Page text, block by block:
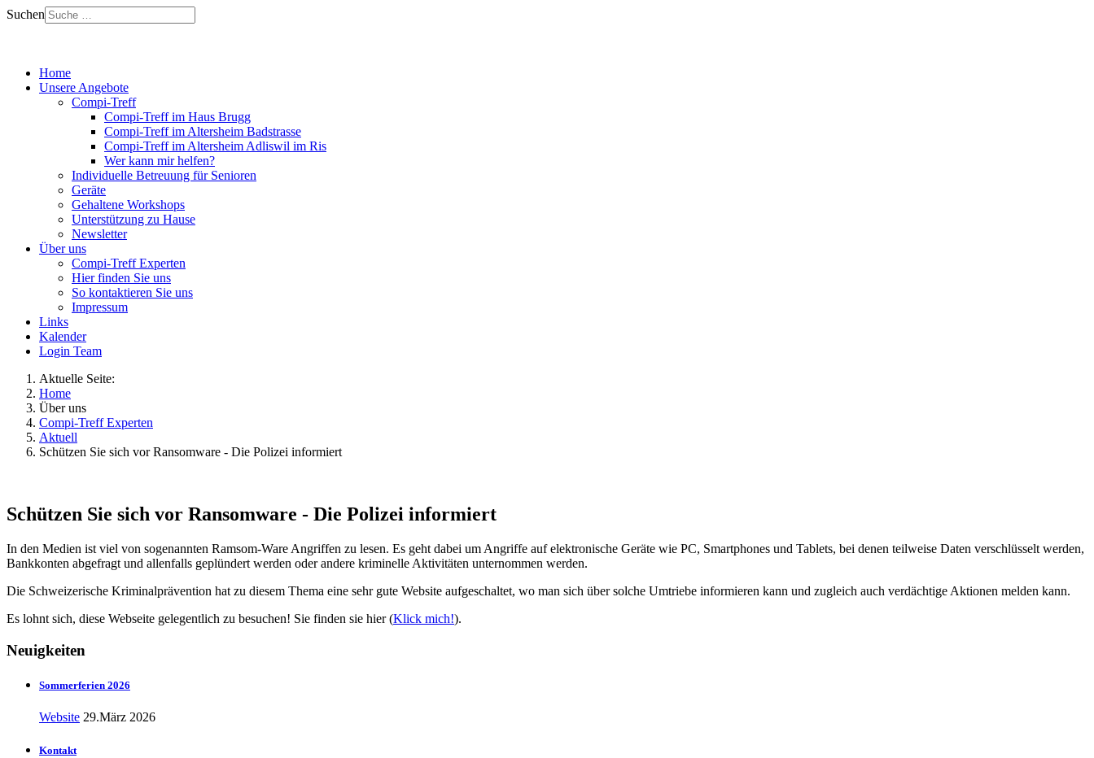
Suchen
Home
Unsere Angebote
Compi-Treff
Compi-Treff im Haus Brugg
Compi-Treff im Altersheim Badstrasse
Compi-Treff im Altersheim Adliswil im Ris
Wer kann mir helfen?
Individuelle Betreuung für Senioren
Geräte
Gehaltene Workshops
Unterstützung zu Hause
Newsletter
Über uns
Compi-Treff Experten
Hier finden Sie uns
So kontaktieren Sie uns
Impressum
Links
Kalender
Login Team
Aktuelle Seite:
Home
Über uns
Compi-Treff Experten
Aktuell
Schützen Sie sich vor Ransomware - Die Polizei informiert
Schützen Sie sich vor Ransomware - Die Polizei informiert
In den Medien ist viel von sogenannten Ramsom-Ware Angriffen zu lesen. Es geht dabei um Angriffe auf elektronische Geräte wie PC, Smartphones und Tablets, bei denen teilweise Daten verschlüsselt werden,
Bankkonten abgefragt und allenfalls geplündert werden oder andere kriminelle Aktivitäten unternommen werden.
Die Schweizerische Kriminalprävention hat zu diesem Thema eine sehr gute Website aufgeschaltet, wo man sich über solche Umtriebe informieren kann und zugleich auch verdächtige Aktionen melden kann.
Es lohnt sich, diese Webseite gelegentlich zu besuchen! Sie finden sie hier (Klick mich!).
Neuigkeiten
Sommerferien 2026
Website 29.März 2026
Kontakt